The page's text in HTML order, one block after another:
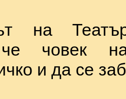
на
човек
и да се